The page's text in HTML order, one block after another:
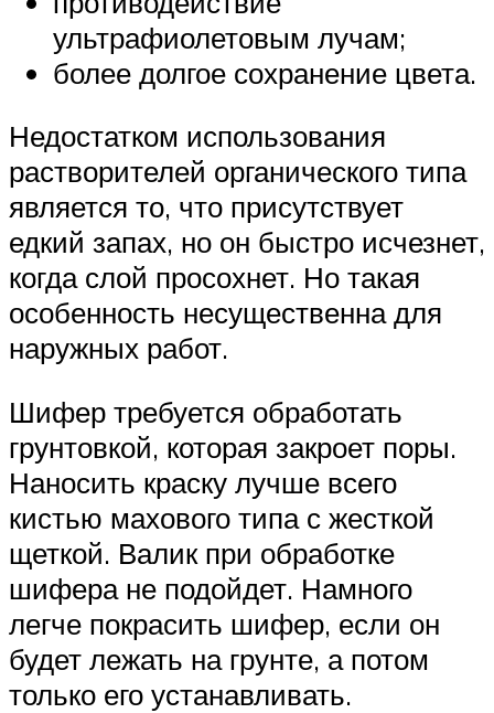
ультрафиолетовым лучам;
более долгое сохранение цвета.
Недостатком использования
растворителей органического типа
является то, что присутствует
едкий запах, но он быстро исчезнет,
когда слой просохнет. Но такая
особенность несущественна для
наружных работ.
Шифер требуется обработать
грунтовкой, которая закроет поры.
Наносить краску лучше всего
кистью махового типа с жесткой
щеткой. Валик при обработке
шифера не подойдет. Намного
легче покрасить шифер, если он
будет лежать на грунте, а потом
только его устанавливать.